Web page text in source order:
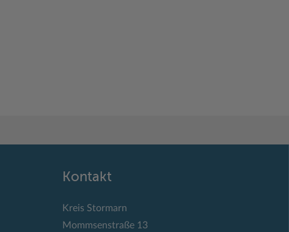
Kontakt
Kreis Stormarn
Mommsenstraße 13